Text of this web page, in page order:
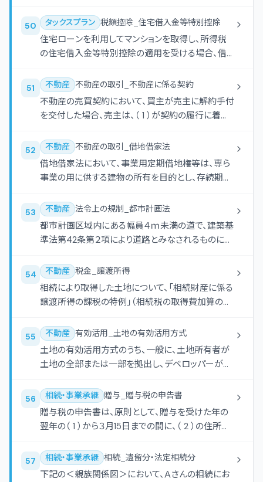
合、夫に係る所得税の生命保険料控除の控除額は
（ ）となる。
50 タックスプラン 税額控除_住宅借入金等特別控除
住宅ローンを利用してマンションを取得し、所得税
の住宅借入金等特別控除の適用を受ける場合、借
51 不動産 不動産の取引_不動産に係る契約
不動産の売買契約において、買主が売主に解約手付
を交付した場合、売主は、（ 1 ）が契約の履行に着手
とで、契約の解除をすることができる。
52 不動産 不動産の取引_借地借家法
借地借家法において、事業用定期借地権等は、専ら
事業の用に供する建物の所有を目的とし、存続期間
53 不動産 法令上の規制_都市計画法
都市計画区域内にある幅員４ｍ未満の道で、建築基
準法第42条第２項により道路とみなされるものにつ
（ ）後退した線がその道路の境界線とみなされる。
54 不動産 税金_譲渡所得
相続により取得した土地について、「相続財産に係る
譲渡所得の課税の特例」（相続税の取得費加算の特
続の開始があった日の翌日から相続税の申告期限
の翌日以後（ ）を経過する日までの間に譲渡しな
ければならない。
55 不動産 有効活用_土地の有効活用方式
土地の有効活用方式のうち、一般に、土地所有者が
土地の全部または一部を拠出し、デベロッパーが建
の出資比率に応じて土地・建物に係る権利を取得す
る方式を、（ ）という。
56 相続・事業承継 贈与_贈与税の申告書
贈与税の申告書は、原則として、贈与を受けた年の
翌年の（ 1 ）から３月15日までの間に、（ 2 ）の住所地
57 相続・事業承継 相続_遺留分・法定相続分
下記の＜親族関係図＞において、Ａさんの相続にお